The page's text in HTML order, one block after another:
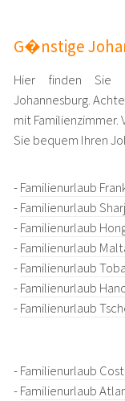
G�nstige
Hier finden Sie
Johannesburg.
mit
Sie bequem Ihren
-Familienurlaub
-Familienurlaub
-Familienurlaub
-Familienurlaub
-Familienurlaub
-Familienurlaub
-Familienurlaub
-Familienurlaub
-Familienurlaub